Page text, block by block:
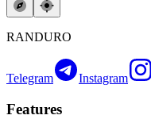
RANDURO
Telegram Instagram
Features